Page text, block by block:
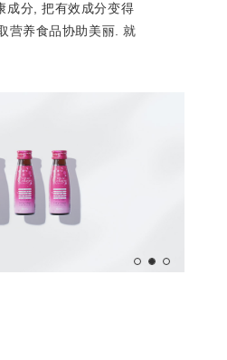
成分, 把有效成分变得
营养食品协助美丽. 就